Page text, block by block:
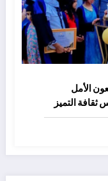
الأمل
التميز